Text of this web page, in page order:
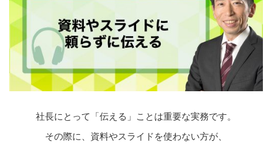
社長にとって「伝える」ことは重要な実務です。
その際に、資料やスライドを使わない方が、